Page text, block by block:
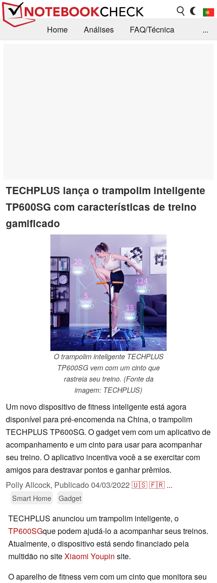
Home Análises
FAQ/Técnica
...
TECHPLUS lança o trampolim inteligente
TP600SG com características de treino
gamificado
O trampolim inteligente TECHPLUS
TP600SG vem com um cinto que
rastreia seu treino. (Fonte da
imagem: TECHPLUS)
Um novo dispositivo de fitness inteligente está agora
disponível para pré-encomenda na China, o trampolim
TECHPLUS TP600SG. O gadget vem com um aplicativo de
acompanhamento e um cinto para usar para acompanhar
seu treino. O aplicativo incentiva você a se exercitar com
amigos para destravar pontos e ganhar prêmios.
Polly Allcock, Publicado 04/03/2022 🇺🇸🇫🇷 ...
Smart Home Gadget
TECHPLUS anunciou um trampolim inteligente, o
TP600SGque podem ajudá-lo a acompanhar seus treinos.
Atualmente, o dispositivo está sendo financiado pela
multidão no siteXiaomi Youpin site.
O aparelho de fitness vem com um cinto que monitora seu